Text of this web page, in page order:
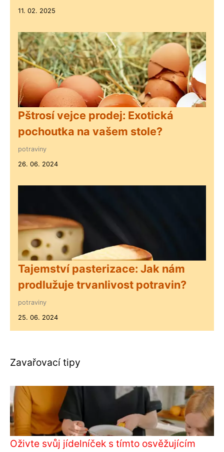
11. 02. 2025
Pštrosí vejce prodej: Exotická
pochoutka na vašem stole?
potraviny
26. 06. 2024
Tajemství pasterizace: Jak nám
prodlužuje trvanlivost potravin?
potraviny
25. 06. 2024
Zavařovací tipy
Oživte svůj jídelníček s tímto osvěžujícím